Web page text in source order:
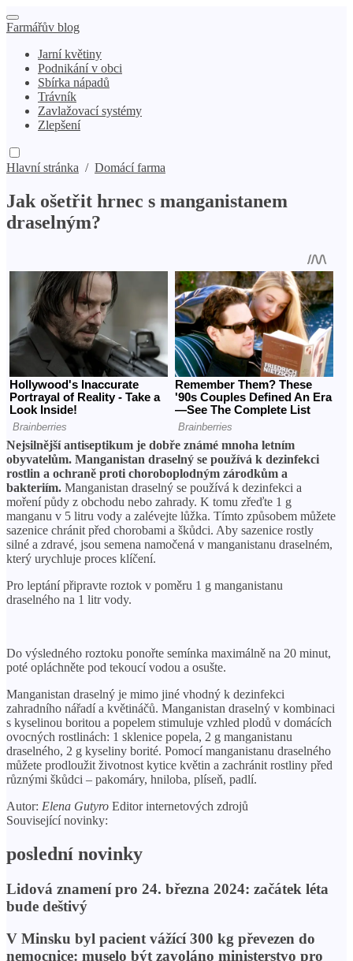
Farmářův blog
Jarní květiny
Podnikání v obci
Sbírka nápadů
Trávník
Zavlažovací systémy
Zlepšení
Hlavní stránka / Domácí farma
Jak ošetřit hrnec s manganistanem
draselným?
Nejsilnější antiseptikum je dobře známé mnoha letním
obyvatelům. Manganistan draselný se používá k dezinfekci
rostlin a ochraně proti choroboplodným zárodkům a
bakteriím. Manganistan draselný se používá k dezinfekci a
moření půdy z obchodu nebo zahrady. K tomu zřeďte 1 g
manganu v 5 litru vody a zalévejte lůžka. Tímto způsobem můžete
sazenice chránit před chorobami a škůdci. Aby sazenice rostly
silné a zdravé, jsou semena namočená v manganistanu draselném,
který urychluje proces klíčení.
Pro leptání připravte roztok v poměru 1 g manganistanu
draselného na 1 litr vody.
Do výsledného roztoku ponořte semínka maximálně na 20 minut,
poté opláchněte pod tekoucí vodou a osušte.
Manganistan draselný je mimo jiné vhodný k dezinfekci
zahradního nářadí a květináčů. Manganistan draselný v kombinaci
s kyselinou boritou a popelem stimuluje vzhled plodů v domácích
ovocných rostlinách: 1 sklenice popela, 2 g manganistanu
draselného, ​​2 g kyseliny borité. Pomocí manganistanu draselného
můžete prodloužit životnost kytice květin a zachránit rostliny před
různými škůdci – pakomáry, hniloba, plíseň, padlí.
Autor: Elena Gutyro Editor internetových zdrojů
Související novinky:
poslední novinky
Lidová znamení pro 24. března 2024: začátek léta
bude deštivý
V Minsku byl pacient vážící 300 kg převezen do
nemocnice: muselo být zavoláno ministerstvo pro